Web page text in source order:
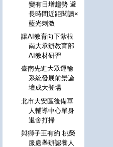
變有日增趨勢 避
長時間近距閱讀×
藍光刺激
讓AI教育向下紮根
南大承辦教育部
AI教材研習
臺南先進大眾運輸
系統發展前景論
壇成大登場
北市大安區後備軍
人輔導中心單身
退舍打掃
與獅子王有約 桃榮
服處舉辦認養人